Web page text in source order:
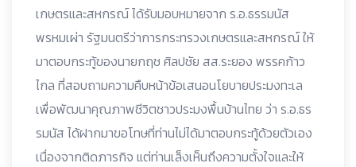
เกษตรและสหกรณ์ ได้รับมอบหมายจาก ร.อ.ธรรมนัส
พรหมเผ่า รัฐมนตรีว่าการกระทรวงเกษตรและสหกรณ์ ให้
มาตอบกระทู้ของนายกฤช ศิลปชัย สส.ระยอง พรรคก้าว
ไกล ที่สอบถามความคืบหน้าข้อเสนอนโยบายประมงทะเล
เพื่อพัฒนาคุณภาพชีวิตชาวประมงพื้นบ้านไทย ว่า ร.อ.ธร
รมนัส ได้ฝากมาขอโทษที่ท่านไม่ได้มาตอบกระทู้ด้วยตัวเอง
เนื่องจากติดภารกิจ แต่ท่านเล็งเห็นถึงความตั้งใจและให้